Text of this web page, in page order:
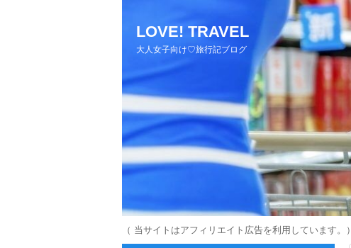
LOVE! TRAVEL
大人女子向け♡旅行記ブログ
（ 当サイトはアフィリエイト広告を利用しています。）